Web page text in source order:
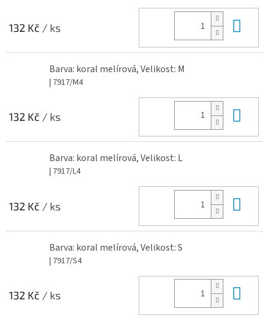
132 Kč / ks
Barva: koral melírová, Velikost: M
| 7917/M4
132 Kč / ks
Barva: koral melírová, Velikost: L
| 7917/L4
132 Kč / ks
Barva: koral melírová, Velikost: S
| 7917/S4
132 Kč / ks